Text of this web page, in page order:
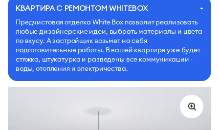
КВАРТИРА С РЕМОНТОМ WHITEBOX
Предчистовая отделка White Box позволит реализовать
любые дизайнерские идеи, выбрать материалы и цвета
по вкусу. А застройщик возьмет на себя
подготовительные работы. В вашей квартире уже будет
стяжка, штукатурка и разведены все коммуникации -
воды, отопления и электричества.